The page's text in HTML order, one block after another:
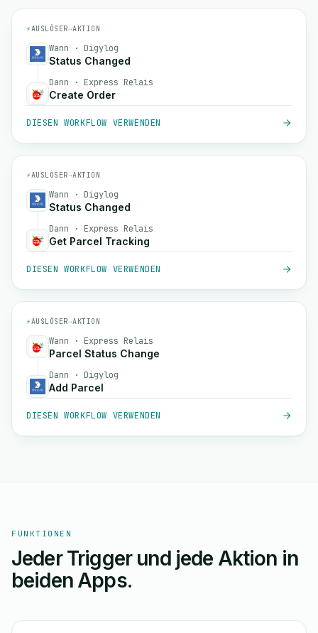
⚡AUSLÖSER→AKTION
Wann · Digylog
Status Changed
Dann · Express Relais
Create Order
DIESEN WORKFLOW VERWENDEN
⚡AUSLÖSER→AKTION
Wann · Digylog
Status Changed
Dann · Express Relais
Get Parcel Tracking
DIESEN WORKFLOW VERWENDEN
⚡AUSLÖSER→AKTION
Wann · Express Relais
Parcel Status Change
Dann · Digylog
Add Parcel
DIESEN WORKFLOW VERWENDEN
FUNKTIONEN
Jeder Trigger und jede Aktion in
beiden Apps.